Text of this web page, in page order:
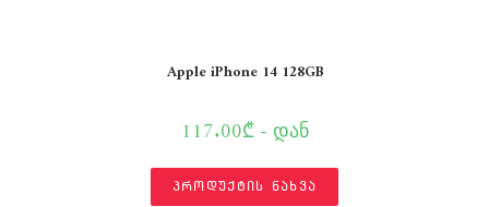
Apple iPhone 14 128GB
117.00₾ - დან
პროდუქტის ნახვა